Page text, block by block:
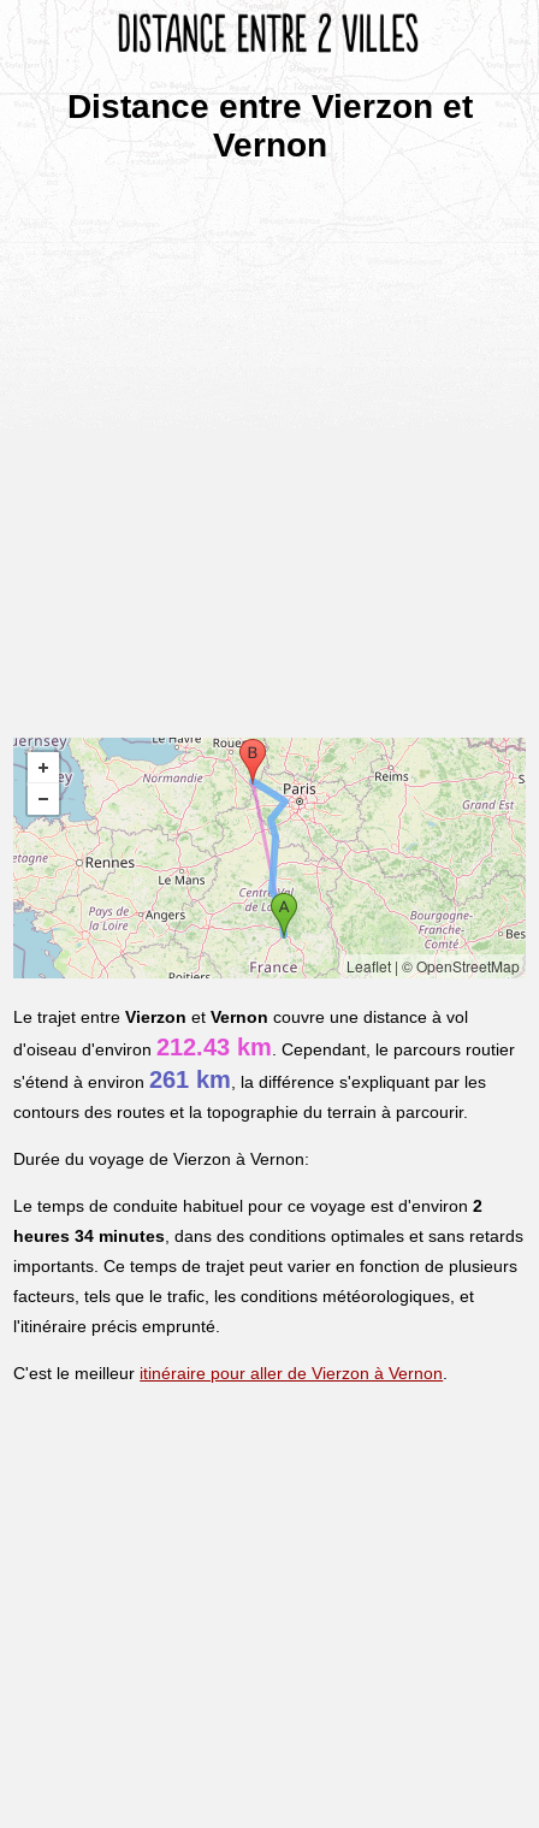
Distance entre Vierzon et
Vernon
Leaflet| © OpenStreetMap
Le trajet entreVierzon etVernon couvre une distance à vol
d'oiseau d'environ212.43 km. Cependant, le parcours routier
s'étend à environ261 km, la différence s'expliquant par les
contours des routes et la topographie du terrain à parcourir.
Durée du voyage de Vierzon à Vernon:
Le temps de conduite habituel pour ce voyage est d'environ2
heures 34 minutes, dans des conditions optimales et sans retards
importants. Ce temps de trajet peut varier en fonction de plusieurs
facteurs, tels que le trafic, les conditions météorologiques, et
l'itinéraire précis emprunté.
C'est le meilleur itinéraire pour aller de Vierzon à Vernon.